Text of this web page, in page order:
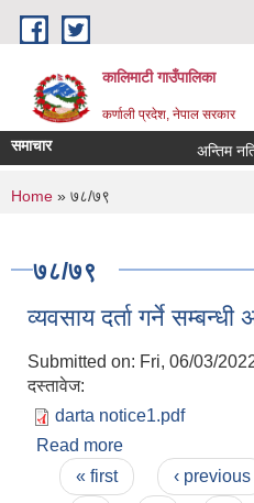
Skip to main content
कालिमाटी गाउँपालिका
कर्णाली प्रदेश, नेपाल सरकार
समाचार अन्तिम
You are here
Home » ७८/७९
७८/७९
व्यवसाय दर्ता गर्ने
Submitted on: Fri, 06/03/
दस्तावेज:
darta notice1.pdf
Read more
Pages
« first ‹ previous